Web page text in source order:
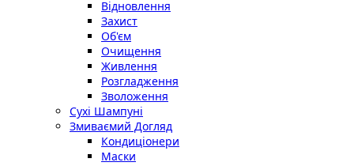
Відновлення
Захист
Об'єм
Очищення
Живлення
Розгладження
Зволоження
Сухі Шампуні
Змиваємий Догляд
Кондиціонери
Маски